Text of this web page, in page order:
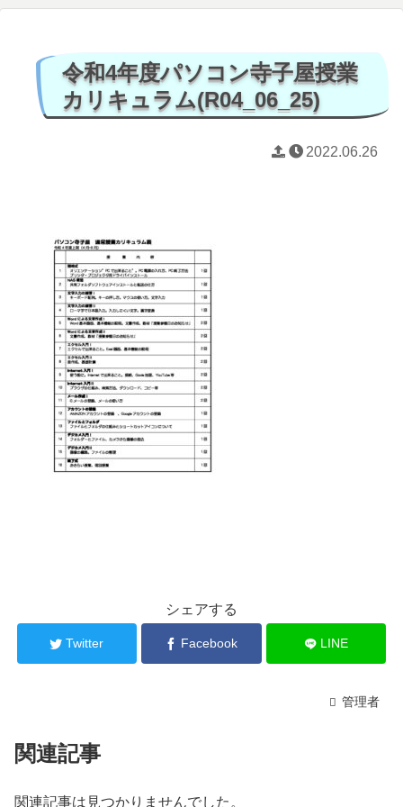
令和4年度パソコン寺子屋授業
カリキュラム(R04_06_25)
2022.06.26
シェアする
Twitter Facebook LINE
管理者
関連記事
関連記事は見つかりませんでした。